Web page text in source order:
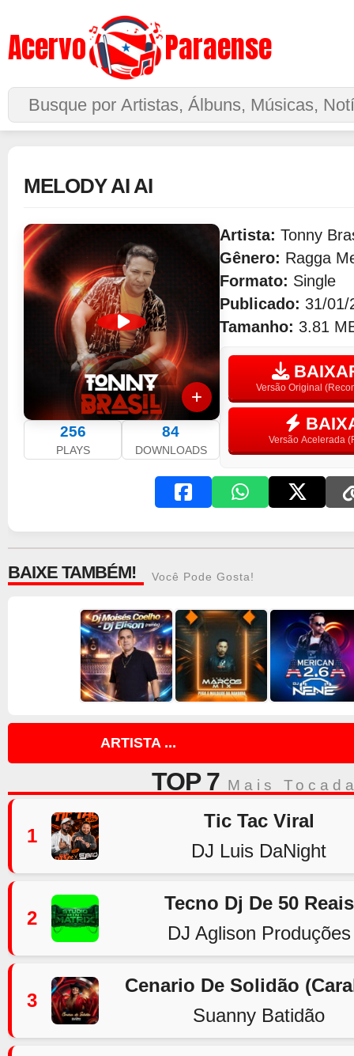
Acervo Paraense
Buscar no Site
MELODY AI AI
256
PLAYS
84
DOWNLOADS
Artista: Tonny
Gênero: Ragga
Formato: Single
Publicado: 31/01/
Tamanho: 3.81
Versão Original
Versão Acelerada
BAIXE TAMBÉM! Você Pode Gosta!
ARTISTA ...
TOP 7 Mais
1
Tic Tac Viral
DJ Luis DaNight
2
Tecno Dj De 50 Reais
DJ Aglison Produções
3
Cenario De Solidão
Suanny Batidão